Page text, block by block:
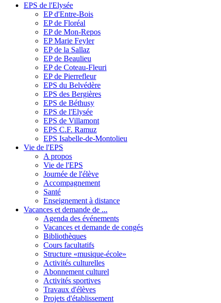
EPS de l'Elysée
EP d'Entre-Bois
EP de Floréal
EP de Mon-Repos
EP Marie Feyler
EP de la Sallaz
EP de Beaulieu
EP de Coteau-Fleuri
EP de Pierrefleur
EPS du Belvédère
EPS des Bergières
EPS de Béthusy
EPS de l'Elysée
EPS de Villamont
EPS C.F. Ramuz
EPS Isabelle-de-Montolieu
Vie de l'EPS
A propos
Vie de l'EPS
Journée de l'élève
Accompagnement
Santé
Enseignement à distance
Vacances et demande de ...
Agenda des événements
Vacances et demande de congés
Bibliothèques
Cours facultatifs
Structure «musique-école»
Activités culturelles
Abonnement culturel
Activités sportives
Travaux d'élèves
Projets d'établissement